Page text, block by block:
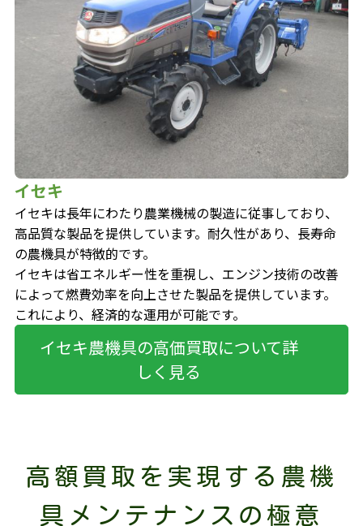
イセキ
イセキは長年にわたり農業機械の製造に従事しており、
高品質な製品を提供しています。耐久性があり、長寿命
の農機具が特徴的です。
イセキは省エネルギー性を重視し、エンジン技術の改善
によって燃費効率を向上させた製品を提供しています。
これにより、経済的な運用が可能です。
イセキ農機具の高価買取について詳
しく見る
高額買取を実現する農機
具メンテナンスの極意